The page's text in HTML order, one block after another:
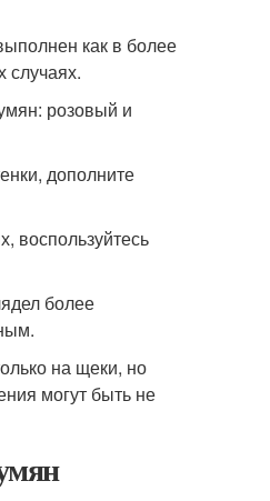
как в более
случаях.
розовый и
дополните
воспользуйтесь
более
на щеки, но
могут быть не